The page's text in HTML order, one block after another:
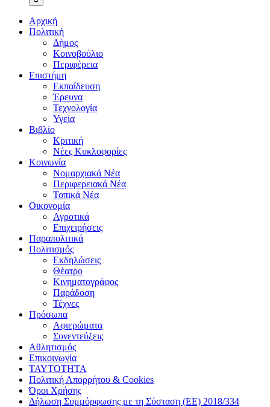
Αρχική
Πολιτική
Δήμος
Κοινοβούλιο
Περιφέρεια
Επιστήμη
Εκπαίδευση
Έρευνα
Τεχνολογία
Υγεία
Βιβλίο
Κριτική
Νέες Κυκλοφορίες
Κοινωνία
Νομαρχιακά Νέα
Περιφερειακά Νέα
Τοπικά Νέα
Οικονομία
Αγροτικά
Επιχειρήσεις
Παραπολιτικά
Πολιτισμός
Εκδηλώσεις
Θέατρο
Κινηματογράφος
Παράδοση
Τέχνες
Πρόσωπα
Αφιερώματα
Συνεντεύξεις
Αθλητισμός
Επικοινωνία
ΤΑΥΤΟΤΗΤΑ
Πολιτική Απορρήτου & Cookies
Όροι Χρήσης
Δήλωση Συμμόρφωσης με τη Σύσταση (ΕΕ) 2018/334